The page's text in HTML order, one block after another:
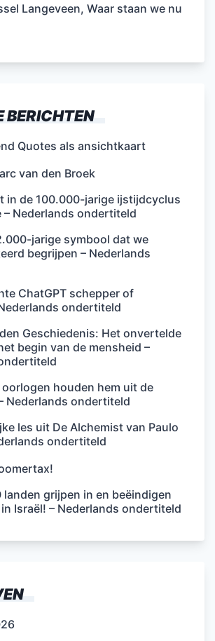
Langeveen, Waar staan we nu
BERICHTEN
Quotes als ansichtkaart
van den Broek
in de 100.000-jarige ijstijdcyclus
– Nederlands ondertiteld
jarige symbool dat we
begrijpen – Nederlands
ChatGPT schepper of
ondertiteld
Geschiedenis: Het onvertelde
begin van de mensheid –
oorlogen houden hem uit de
Nederlands ondertiteld
les uit De Alchemist van Paulo
ondertiteld
landen grijpen in en beëindigen
Israël! – Nederlands ondertiteld